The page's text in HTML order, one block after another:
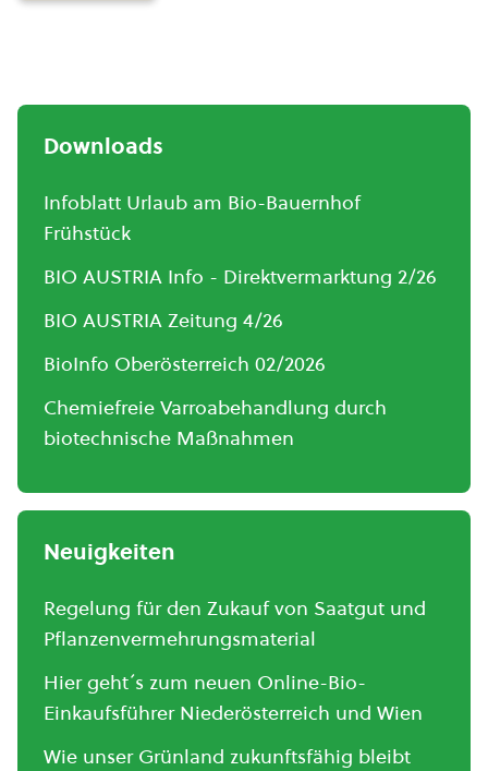
Downloads
Infoblatt Urlaub am Bio-Bauernhof
Frühstück
BIO AUSTRIA Info - Direktvermarktung 2/26
BIO AUSTRIA Zeitung 4/26
BioInfo Oberösterreich 02/2026
Chemiefreie Varroabehandlung durch
biotechnische Maßnahmen
Neuigkeiten
Regelung für den Zukauf von Saatgut und
Pflanzenvermehrungsmaterial
Hier geht´s zum neuen Online-Bio-
Einkaufsführer Niederösterreich und Wien
Wie unser Grünland zukunftsfähig bleibt